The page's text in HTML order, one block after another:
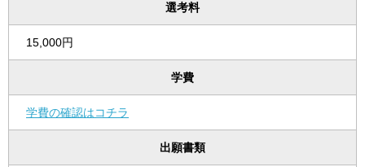
選考料
15,000円
学費
学費の確認はコチラ
出願書類